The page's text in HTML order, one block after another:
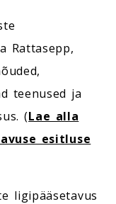
Rattasepp,
teenused ja
(Lae alla
esitluse
ligipääsetavus